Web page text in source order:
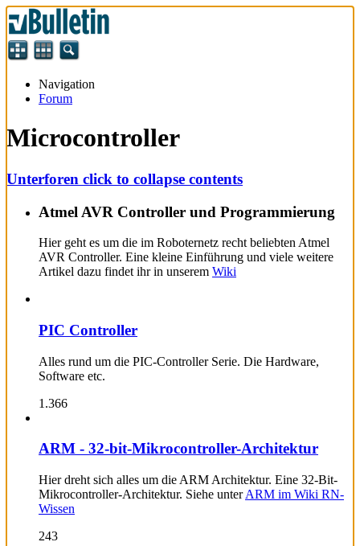
Navigation
Forum
Microcontroller
Unterforen click to collapse contents
Atmel AVR Controller und Programmierung
Hier geht es um die im Roboternetz recht beliebten Atmel
AVR Controller. Eine kleine Einführung und viele weitere
Artikel dazu findet ihr in unserem Wiki
PIC Controller
Alles rund um die PIC-Controller Serie. Die Hardware,
Software etc.
1.366
ARM - 32-bit-Mikrocontroller-Architektur
Hier dreht sich alles um die ARM Architektur. Eine 32-Bit-
Mikrocontroller-Architektur. Siehe unterARM im Wiki RN-
Wissen
243